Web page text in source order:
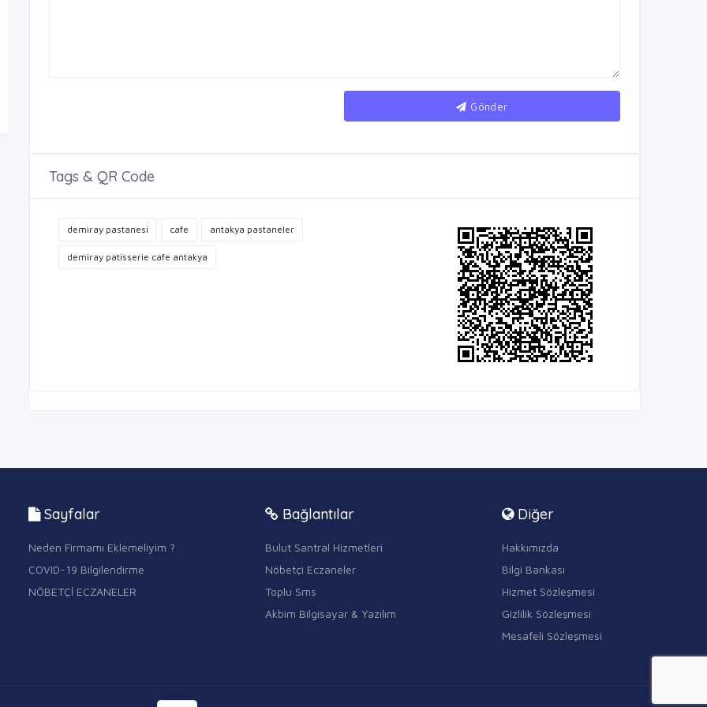
Gönder
Tags & QR Code
demiray pastanesi cafe antakya pastaneler
demiray patisserie cafe antakya
Sayfalar
Neden Firmamı Eklemeliyim ?
COVID-19 Bilgilendirme
NÖBETÇİ ECZANELER
Bağlantılar
Bulut Santral Hizmetleri
Nöbetçi Eczaneler
Toplu Sms
Akbim Bilgisayar & Yazılım
Diğer
Hakkımızda
Bilgi Bankası
Hizmet Sözleşmesi
Gizlilik Sözleşmesi
Mesafeli Sözleşmesi